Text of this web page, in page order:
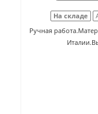
На складе
Ручная